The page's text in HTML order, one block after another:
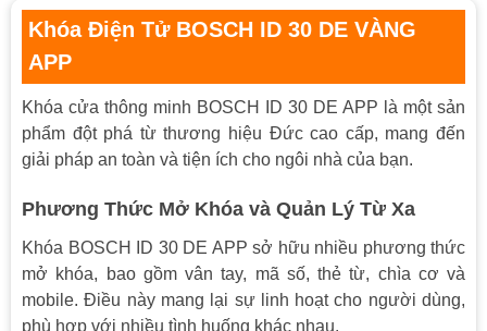
Tính năng
- Chức năng xáo trộn mã
- Chức năng Reset khi bị lỗi chương trình
chức năng
- Báo động khi nhập mã sai
- App wifi (mở cửa từ xa, quản lý ra vào)
Vật liệu
- Mặt khóa ngoài: Hợp kim nhôm, IML
- Xử lý bề mặt: Xi mạ, lớp phủ chống
xước, chống phai màu
Nguồn điện
4AA Batteries
Nguồn khẩn
USB
Khóa Điện Tử BOSCH ID 30 DE VÀNG
APP
Khóa cửa thông minh BOSCH ID 30 DE APP là một sản
phẩm đột phá từ thương hiệu Đức cao cấp, mang đến
giải pháp an toàn và tiện ích cho ngôi nhà của bạn.
Phương Thức Mở Khóa và Quản Lý Từ Xa
Khóa BOSCH ID 30 DE APP sở hữu nhiều phương thức
mở khóa, bao gồm vân tay, mã số, thẻ từ, chìa cơ và
mobile. Điều này mang lại sự linh hoạt cho người dùng,
phù hợp với nhiều tình huống khác nhau.